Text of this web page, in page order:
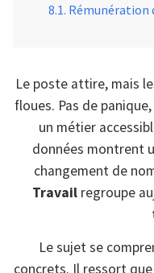
Rémunération
Le poste attire, mais
floues. Pas de panique,
un métier
données montrent
changement de
Travail regroupe
Le sujet se
concrets. Il ressort